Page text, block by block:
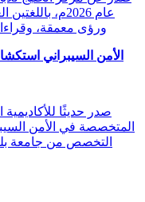
عام 2026م،
ورؤى معمقة،
الأمن السيبراني
المتخصصة في الأمن
التخصص من جامعة